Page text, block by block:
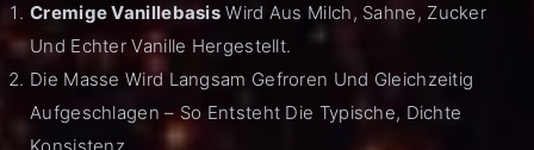
Cremige Vanillebasis Wird Aus Milch, Sahne, Zucker
Und Echter Vanille Hergestellt.
Die Masse Wird Langsam Gefroren Und Gleichzeitig
Aufgeschlagen – So Entsteht Die Typische, Dichte